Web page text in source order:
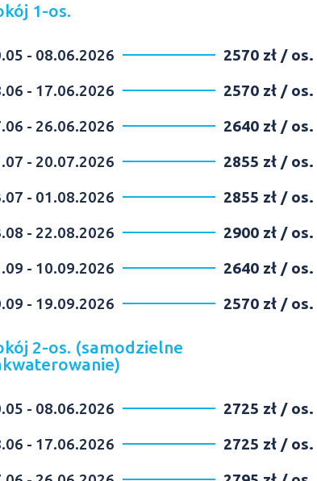
1-os.
- 08.06.2026
2570 zł / os.
- 17.06.2026
2570 zł / os.
- 26.06.2026
2640 zł / os.
- 20.07.2026
2855 zł / os.
- 01.08.2026
2855 zł / os.
- 22.08.2026
2900 zł / os.
- 10.09.2026
2640 zł / os.
- 19.09.2026
2570 zł / os.
2-os. (samodzielne
- 08.06.2026
2725 zł / os.
- 17.06.2026
2725 zł / os.